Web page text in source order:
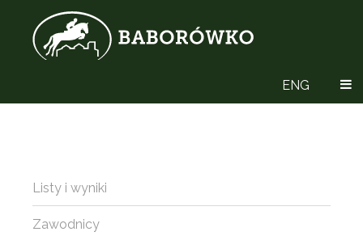
ENG
Listy i wyniki
Zawodnicy